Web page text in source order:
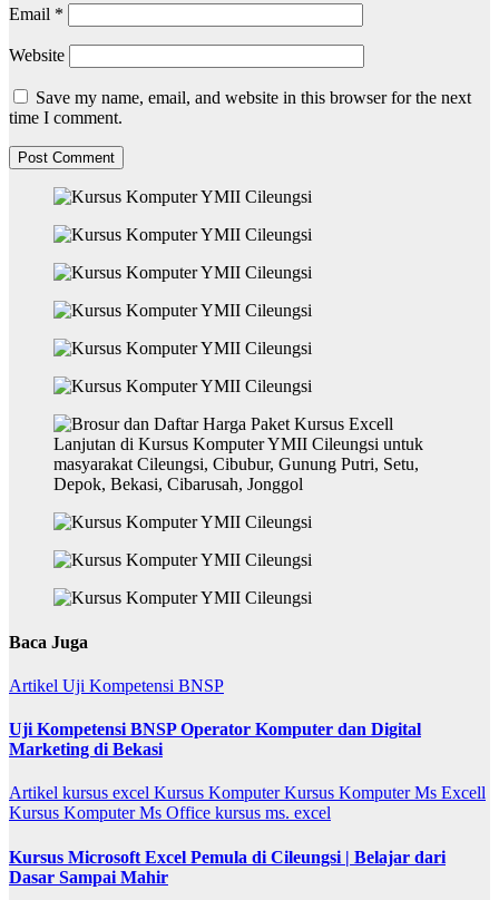
Email *
Website
Save my name, email, and website in this browser for the next
time I comment.
Baca Juga
Artikel Uji Kompetensi BNSP
Uji Kompetensi BNSP Operator Komputer dan Digital
Marketing di Bekasi
Artikel kursus excel Kursus KomputerKursus Komputer Ms Excell
Kursus Komputer Ms Office kursus ms. excel
Kursus Microsoft Excel Pemula di Cileungsi | Belajar dari
Dasar Sampai Mahir